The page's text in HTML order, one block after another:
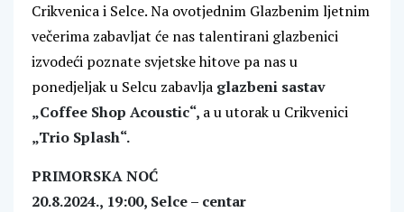
Crikvenica i Selce. Na ovotjednim Glazbenim ljetnim
večerima zabavljat će nas talentirani glazbenici
izvodeći poznate svjetske hitove pa nas u
ponedjeljak u Selcu zabavlja glazbeni sastav
„Coffee Shop Acoustic“, a u utorak u Crikvenici
„Trio Splash“.
PRIMORSKA NOĆ
20.8.2024., 19:00, Selce – centar